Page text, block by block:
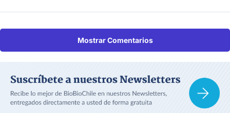
Mostrar Comentarios